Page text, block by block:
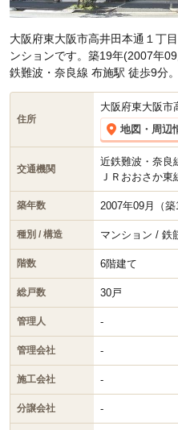
大阪府東大阪市高井田本通１丁
ンションです。築19年(2007年
鉄難波・奈良線 布施駅 徒歩9分
駅 徒歩11分です。現在スマイテ
住所
大阪府東大阪市
地図・周辺
交通機関
近鉄難波・奈良
ＪＲおおさか東
築年数 2007年09月（築
種別 / 構造 マンション / 鉄
階数 6階建て
総戸数 30戸
管理人 -
管理会社 -
施工会社 -
分譲会社 -